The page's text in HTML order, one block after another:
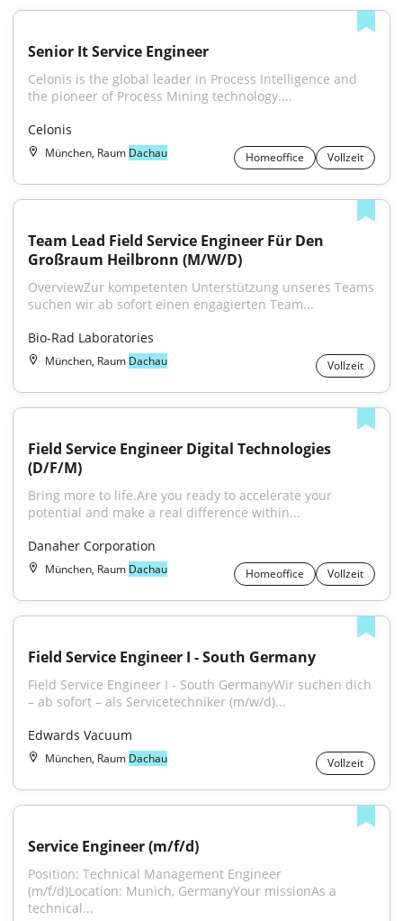
Senior It Service Engineer
Celonis is the global leader in Process Intelligence and
the pioneer of Process Mining technology....
Celonis
München, Raum Dachau Homeoffice Vollzeit
Team Lead Field Service Engineer Für Den
Großraum Heilbronn (M/W/D)
OverviewZur kompetenten Unterstützung unseres Teams
suchen wir ab sofort einen engagierten Team...
Bio-Rad Laboratories
München, Raum Dachau Vollzeit
Field Service Engineer Digital Technologies
(D/F/M)
Bring more to life.Are you ready to accelerate your
potential and make a real difference within...
Danaher Corporation
München, Raum Dachau Homeoffice Vollzeit
Field Service Engineer I - South Germany
Field Service Engineer I - South GermanyWir suchen dich
– ab sofort – als Servicetechniker (m/w/d)...
Edwards Vacuum
München, Raum Dachau Vollzeit
Service Engineer (m/f/d)
Position: Technical Management Engineer
(m/f/d)Location: Munich, GermanyYour missionAs a
technical...